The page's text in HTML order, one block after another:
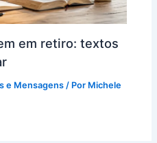
em retiro: textos
e Mensagens / Por Michele